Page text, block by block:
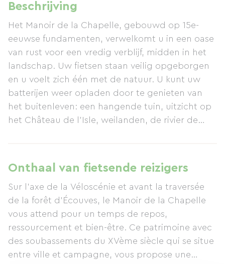
Beschrijving
Het Manoir de la Chapelle, gebouwd op 15e-
eeuwse fundamenten, verwelkomt u in een oase
van rust voor een vredig verblijf, midden in het
landschap. Uw fietsen staan ​​veilig opgeborgen
en u voelt zich één met de natuur. U kunt uw
batterijen weer opladen door te genieten van
het buitenleven: een hangende tuin, uitzicht op
het Château de l'Isle, weilanden, de rivier de
groen, waardoor u het gevoel krijgt dat de tijd
heeft stilgestaan. Wat zal u inspireren aan de
bekroning die ooit het dak van de toren sierde
vóór de renovatie, of wat zal de granieten
wenteltrap bij u oproepen, of misschien de
cherubijnachtige "putti angelo" die over het
landhuis waken? Het landgoed ligt op 7 km van
Alençon - met het kantmuseum, de basiliek
Onthaal van fietsende reizigers
Sur l'axe de la Véloscénie et avant la traversée
de la forêt d'Écouves, le Manoir de la Chapelle
vous attend pour un temps de repos,
ressourcement et bien-être. Ce patrimoine avec
des soubassements du XVème siècle qui se situe
entre ville et campagne, vous propose une